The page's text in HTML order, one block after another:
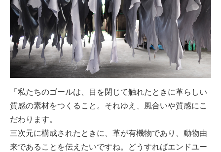
「私たちのゴールは、目を閉じて触れたときに革らしい
質感の素材をつくること。それゆえ、風合いや質感にこ
だわります。
三次元に構成されたときに、革が有機物であり、動物由
来であることを伝えたいですね。どうすればエンドユー